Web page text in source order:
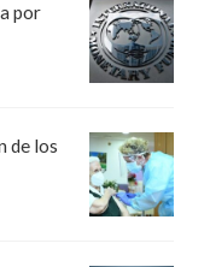
por
de los